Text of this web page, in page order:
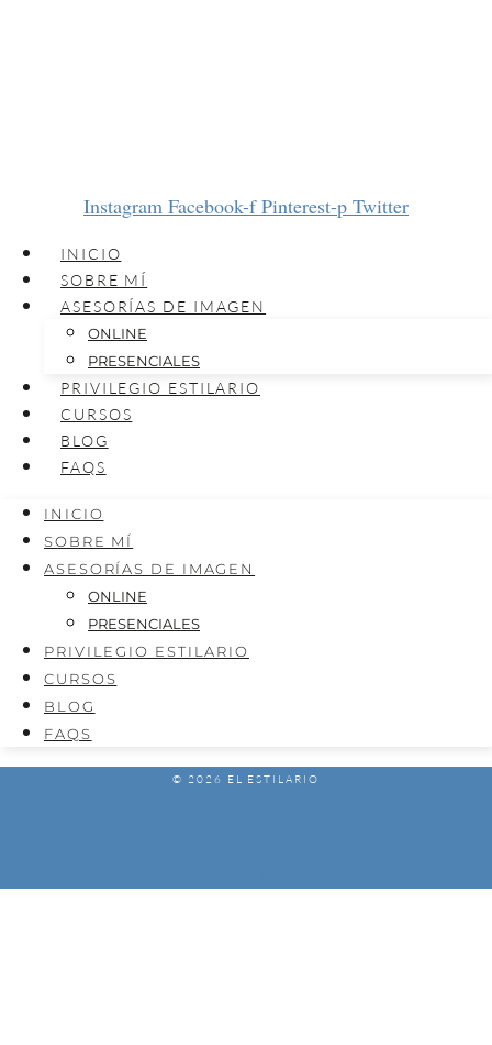
Instagram Facebook-f Pinterest-p Twitter
INICIO
SOBRE MÍ
ASESORÍAS DE IMAGEN
ONLINE
PRESENCIALES
PRIVILEGIO ESTILARIO
CURSOS
BLOG
FAQS
INICIO
SOBRE MÍ
ASESORÍAS DE IMAGEN
ONLINE
PRESENCIALES
PRIVILEGIO ESTILARIO
CURSOS
BLOG
FAQS
© 2026 EL ESTILARIO